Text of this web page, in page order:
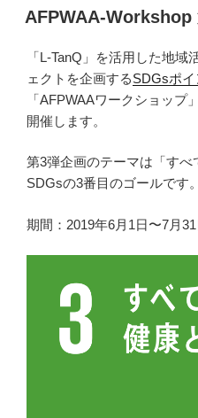
稿
日:
AFPWAA-Workshop
「L-TanQ」を活用した地
ェクトを企画するSDGsポ
「AFPWAAワークショップ
開催します。
第3弾企画のテーマは「すべ
SDGsの3番目のゴールです。
期間：2019年6月1日〜7月31